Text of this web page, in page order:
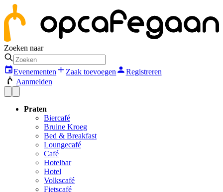
Zoeken naar
Evenementen Zaak toevoegen
Registreren
Aanmelden
Praten
Biercafé
Bruine Kroeg
Bed & Breakfast
Loungecafé
Café
Hotelbar
Hotel
Volkscafé
Fietscafé